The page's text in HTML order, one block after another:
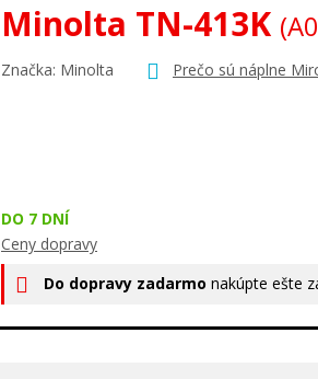
Minolta TN-413K
Značka: Minolta Prečo sú náplne
DO 7 DNÍ
Ceny dopravy
Do dopravy zadarmo nakúpte ešte